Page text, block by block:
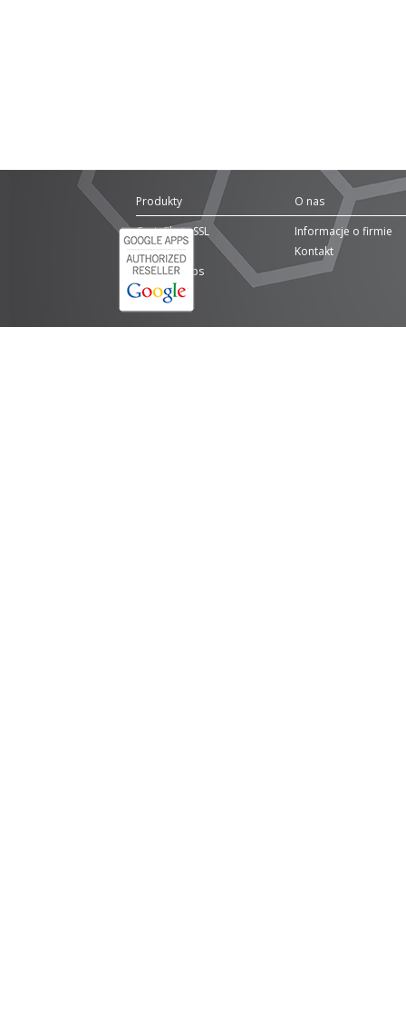
Produkty
Certyfikaty SSL
Domeny
Google Apps
O nas
Informacje o firmie
Kontakt